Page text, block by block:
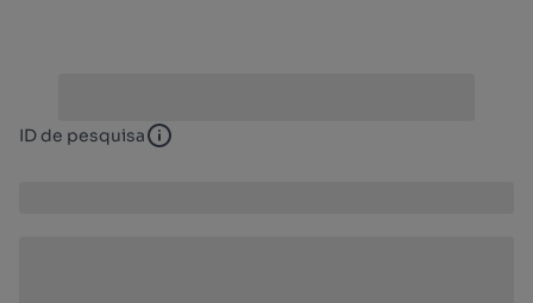
ID de pesquisa ID de pesquisa